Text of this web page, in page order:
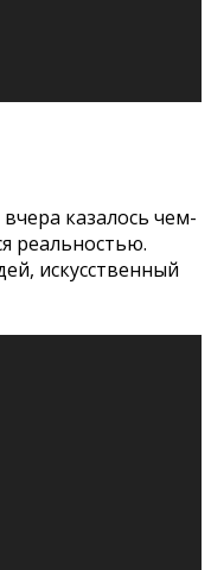
когда
организм
как бороться со